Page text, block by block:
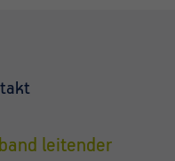
leitender